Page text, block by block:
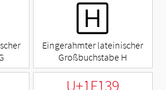
🄷
Eingerahmter lateinischer
Großbuchstabe H
U+1F139